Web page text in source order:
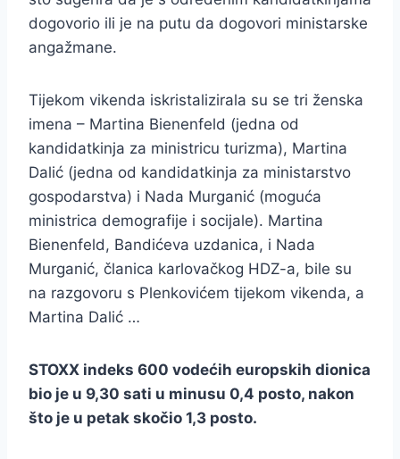
dogovorio ili je na putu da dogovori ministarske
angažmane.
Tijekom vikenda iskristalizirala su se tri ženska
imena – Martina Bienenfeld (jedna od
kandidatkinja za ministricu turizma), Martina
Dalić (jedna od kandidatkinja za ministarstvo
gospodarstva) i Nada Murganić (moguća
ministrica demografije i socijale). Martina
Bienenfeld, Bandićeva uzdanica, i Nada
Murganić, članica karlovačkog HDZ-a, bile su
na razgovoru s Plenkovićem tijekom vikenda, a
Martina Dalić …
STOXX indeks 600 vodećih europskih dionica
bio je u 9,30 sati u minusu 0,4 posto, nakon
što je u petak skočio 1,3 posto.